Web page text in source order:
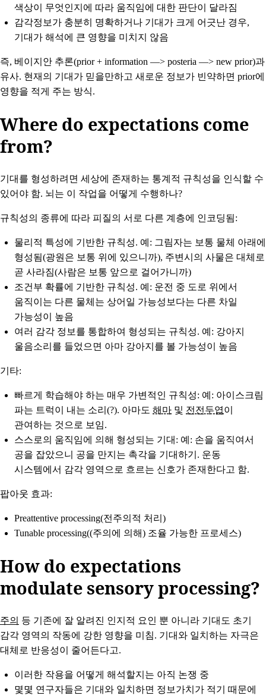
색상이 무엇인지에 따라 움직임에 대한 판단이 달라짐
감각정보가 충분히 명확하거나 기대가 크게 어긋난 경우,
기대가 해석에 큰 영향을 미치지 않음
즉, 베이지안 추론(prior + information —> posteria —> new prior)과
유사. 현재의 기대가 믿을만하고 새로운 정보가 빈약하면 prior에
영향을 적게 주는 방식.
Where do expectations come
from?
기대를 형성하려면 세상에 존재하는 통계적 규칙성을 인식할 수
있어야 함. 뇌는 이 작업을 어떻게 수행하나?
규칙성의 종류에 따라 피질의 서로 다른 계층에 인코딩됨:
물리적 특성에 기반한 규칙성. 예: 그림자는 보통 물체 아래에
형성됨(광원은 보통 위에 있으니까), 주변시의 사물은 대체로
곧 사라짐(사람은 보통 앞으로 걸어가니까)
조건부 확률에 기반한 규칙성. 예: 운전 중 도로 위에서
움직이는 다른 물체는 상어일 가능성보다는 다른 차일
가능성이 높음
여러 감각 정보를 통합하여 형성되는 규칙성. 예: 강아지
울음소리를 들었으면 아마 강아지를 볼 가능성이 높음
기타:
빠르게 학습해야 하는 매우 가변적인 규칙성: 예: 아이스크림
파는 트럭이 내는 소리(?). 아마도 해마 및 전전두엽이
관여하는 것으로 보임.
스스로의 움직임에 의해 형성되는 기대 : 예: 손을 움직여서
공을 잡았으니 공을 만지는 촉각을 기대하기. 운동
시스템에서 감각 영역으로 흐르는 신호가 존재한다고 함.
팝아웃 효과:
Preattentive processing(전주의적 처리)
Tunable processing((주의에 의해) 조율 가능한 프로세스)
How do expectations
modulate sensory processing?
주의 등 기존에 잘 알려진 인지적 요인 뿐 아니라 기대도 초기
감각 영역의 작동에 강한 영향을 미침. 기대와 일치하는 자극은
대체로 반응성이 줄어든다고.
이러한 작용을 어떻게 해석할지는 아직 논쟁 중
몇몇 연구자들은 기대와 일치하면 정보가치가 적기 때문에